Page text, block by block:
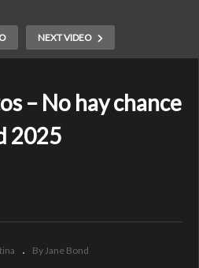
NEXT VIDEO
– No hay chance
2025
By Jane Bond